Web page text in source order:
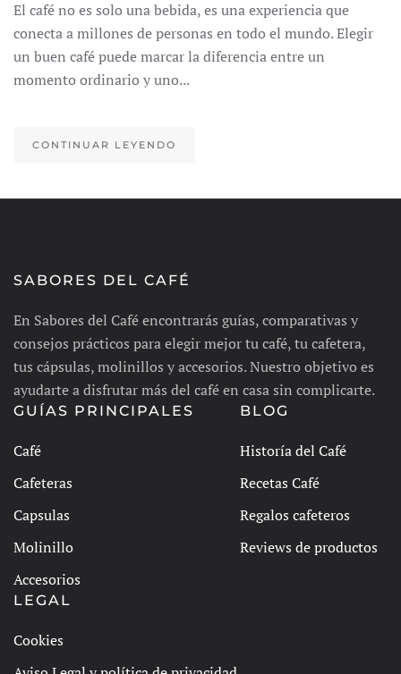
El café no es solo una bebida, es una experiencia que
conecta a millones de personas en todo el mundo. Elegir
un buen café puede marcar la diferencia entre un
momento ordinario y uno...
CONTINUAR LEYENDO
SABORES DEL CAFÉ
En Sabores del Café encontrarás guías, comparativas y
consejos prácticos para elegir mejor tu café, tu cafetera,
tus cápsulas, molinillos y accesorios. Nuestro objetivo es
ayudarte a disfrutar más del café en casa sin complicarte.
GUÍAS PRINCIPALES
Café
Cafeteras
Capsulas
Molinillo
Accesorios
BLOG
Historía del Café
Recetas Café
Regalos cafeteros
Reviews de productos
LEGAL
Cookies